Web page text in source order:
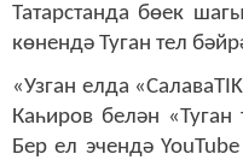
Татарстанда бөек
көнендә Туган тел
«Узган елда
Каһиров белән
Бер ел эчендә